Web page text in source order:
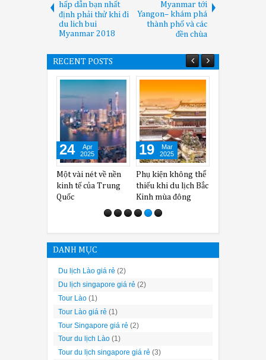
hấp dẫn bạn nhất
định phải thử khi đi
du lich bui
Myanmar 2018
Myanmar tới
Yangon– khám phá
thành phố và các
đền chùa
RECENT POSTS
Một vài nét về nền
kinh tế của Trung
Apr
2025
Phụ kiện không thể
thiếu khi du lịch Bắc
Kinh mùa đông
19
Mar
2025
Khu phố cổ Cáp Nhĩ
Tân ấn tượng, nổi
26
DANH MỤC
Du lịch Lào giá rẻ (2)
Du lịch singapore giá rẻ (2)
Tour Lào (1)
Tour Lào giá rẻ (1)
Tour Singapore giá rẻ (2)
Tour du lịch Lào (1)
Tour du lịch singapore giá rẻ (3)